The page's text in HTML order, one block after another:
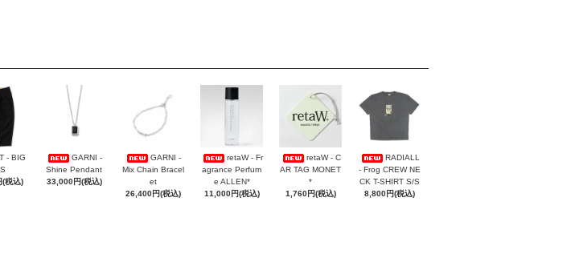
- BIG
税込)
GARNI -
Shine Pendant
33,000円(税込)
GARNI -
Mix Chain Bracel
et
26,400円(税込)
retaW - Fr
agrance Perfum
e ALLEN*
11,000円(税込)
retaW - C
AR TAG MONET
*
1,760円(税込)
RADIALL
- Frog CREW NE
CK T-SHIRT S/S
8,800円(税込)